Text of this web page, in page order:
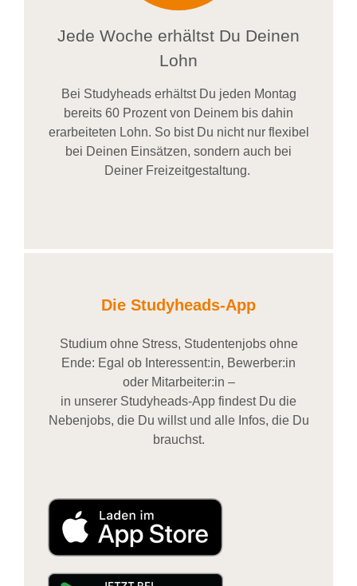
Jede Woche erhältst Du Deinen
Lohn
Bei Studyheadserhältst Du jeden Montag
bereits 60 Prozent von Deinem bis dahin
erarbeiteten Lohn. So bist Du nicht nur flexibel
bei Deinen Einsätzen, sondern auch bei
DeinerFreizeitgestaltung.
Die Studyheads-App
Studium ohne Stress, Studentenjobs ohne
Ende: Egal ob Interessent:in, Bewerber:in
oder Mitarbeiter:in –
in unserer Studyheads-App findest Du die
Nebenjobs, die Du willst und alle Infos, die Du
brauchst.